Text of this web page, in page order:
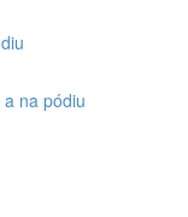
na pódiu